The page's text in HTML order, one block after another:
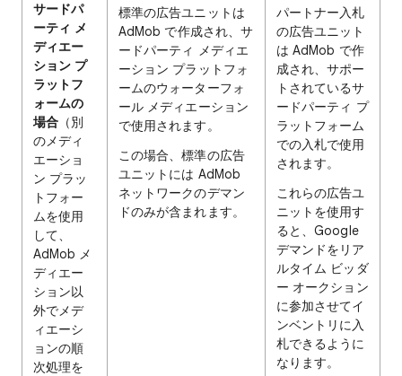
サードパ
ーティ メ
ディエー
ション プ
ラットフ
ォームの
場合 （別
のメディ
エーショ
ン プラッ
トフォー
ムを使用
して、
AdMob メ
ディエー
ション以
外でメデ
ィエーシ
ョンの順
次処理を
標準の広告ユニットは
AdMob で作成され、サ
ードパーティ メディエ
ーション プラットフォ
ームのウォーターフォ
ール メディエーション
で使用されます。
この場合、標準の広告
ユニットには AdMob
ネットワークのデマン
ドのみが含まれます。
パートナー入札
の広告ユニット
は AdMob で作
成され、サポー
トされているサ
ードパーティ プ
ラットフォーム
での入札で使用
されます。
これらの広告ユ
ニットを使用す
ると、Google
デマンドをリア
ルタイム ビッダ
ー オークション
に参加させてイ
ンベントリに入
札できるように
なります。